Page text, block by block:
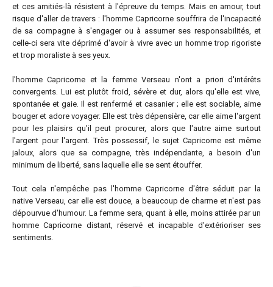
et ces amitiés-là résistent à l'épreuve du temps. Mais en amour, tout
risque d'aller de travers : l'homme Capricorne souffrira de l'incapacité
de sa compagne à s'engager ou à assumer ses responsabilités, et
celle-ci sera vite déprimé d'avoir à vivre avec un homme trop rigoriste
et trop moraliste à ses yeux.
l'homme Capricorne et la femme Verseau n'ont a priori d'intérêts
convergents. Lui est plutôt froid, sévère et dur, alors qu'elle est vive,
spontanée et gaie. Il est renfermé et casanier ; elle est sociable, aime
bouger et adore voyager. Elle est très dépensière, car elle aime l'argent
pour les plaisirs qu'il peut procurer, alors que l'autre aime surtout
l'argent pour l'argent. Très possessif, le sujet Capricorne est même
jaloux, alors que sa compagne, très indépendante, a besoin d'un
minimum de liberté, sans laquelle elle se sent étouffer.
Tout cela n'empêche pas l'homme Capricorne d'être séduit par la
native Verseau, car elle est douce, a beaucoup de charme et n'est pas
dépourvue d'humour. La femme sera, quant à elle, moins attirée par un
homme Capricorne distant, réservé et incapable d'extérioriser ses
sentiments.